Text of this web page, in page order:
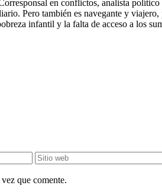
en conflictos, analista
Pero también es navegante y
infantil y la falta de acceso a los
que comente.